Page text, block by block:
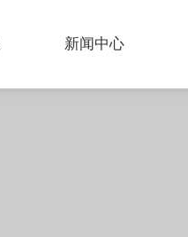
新闻中心